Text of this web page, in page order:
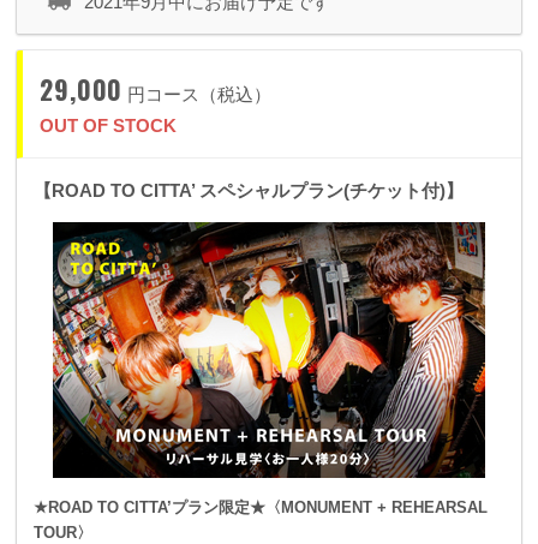
29,000 円コース（税込）
OUT OF STOCK
【ROAD TO CITTA’ スペシャルプラン(チケット付)】
★ROAD TO CITTA’プラン限定★〈MONUMENT + REHEARSAL
TOUR〉